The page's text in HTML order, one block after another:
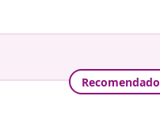
Recomendado